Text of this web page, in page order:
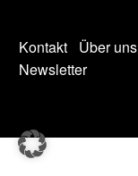
Kontakt Über uns
Newsletter